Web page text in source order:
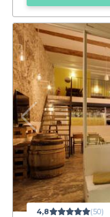
4,8 (50)